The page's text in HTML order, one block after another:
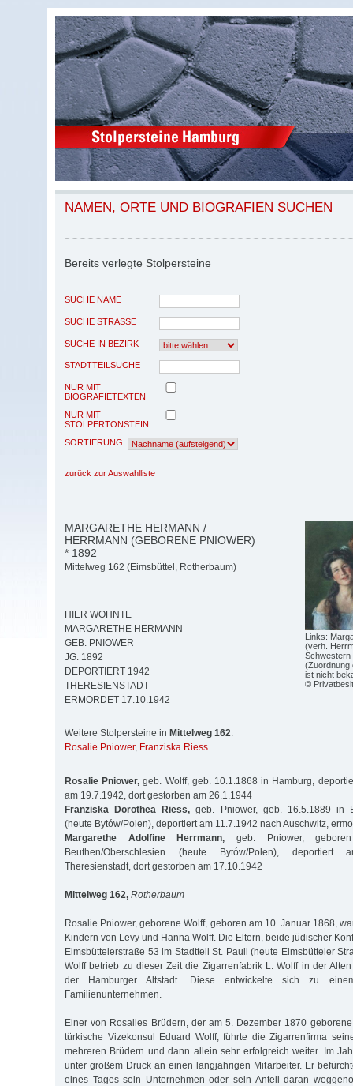
NAMEN, ORTE UND BIOGRAFIEN SUCHEN
Bereits verlegte Stolpersteine
SUCHE NAME
SUCHE STRASSE
SUCHE IN BEZIRK
STADTTEILSUCHE
NUR MIT
BIOGRAFIETEXTEN
NUR MIT
STOLPERTONSTEIN
SORTIERUNG
zurück zur Auswahlliste
Links:
(verh.
Schwestern
(Zuordnung
ist nicht
©
MARGARETHE HERMANN /
HERRMANN (GEBORENE PNIOWER)
* 1892
Mittelweg 162 (Eimsbüttel, Rotherbaum)
HIER WOHNTE
MARGARETHE HERMANN
GEB. PNIOWER
JG. 1892
DEPORTIERT 1942
THERESIENSTADT
ERMORDET 17.10.1942
Weitere Stolpersteine in Mittelweg 162:
Rosalie Pniower, Franziska Riess
Rosalie Pniower, geb. Wolff, geb. 10.1.1868 in Hamburg,
am 19.7.1942, dort gestorben am 26.1.1944
Franziska Dorothea Riess, geb. Pniower, geb. 16.5.1889 in
(heute Bytów/Polen), deportiert am 11.7.1942 nach Auschwitz,
Margarethe Adolfine Herrmann, geb. Pniower,
Beuthen/Oberschlesien (heute Bytów/Polen), deportiert
Theresienstadt, dort gestorben am 17.10.1942
Mittelweg 162, Rotherbaum
Rosalie Pniower, geborene Wolff, geboren am 10. Januar 1868,
Kindern von Levy und Hanna Wolff. Die Eltern, beide jüdischer
Eimsbüttelerstraße 53 im Stadtteil St. Pauli (heute Eimsbütteler
Wolff betrieb zu dieser Zeit die Zigarrenfabrik L. Wolff in der
der Hamburger Altstadt. Diese entwickelte sich zu
Familienunternehmen.
Einer von Rosalies Brüdern, der am 5. Dezember 1870
türkische Vizekonsul Eduard Wolff, führte die Zigarrenfirma
mehreren Brüdern und dann allein sehr erfolgreich weiter. Im
unter großem Druck an einen langjährigen Mitarbeiter. Er
eines Tages sein Unternehmen oder sein Anteil daran